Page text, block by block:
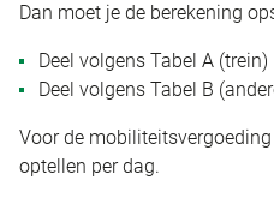
Dan moet je de berekening
Deel volgens Tabel A (trein)
Deel volgens Tabel B
Voor de
optellen per dag.